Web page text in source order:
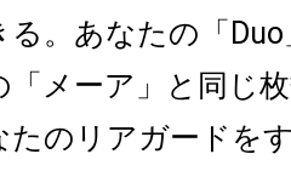
る。あなたの「
「メーア」と同じ
たのリアガードを